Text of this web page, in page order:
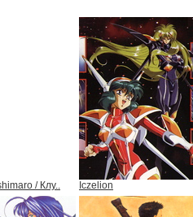
/ Клу.. Iczelion